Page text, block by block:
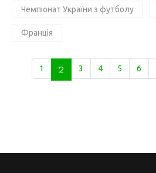
Чемпіонат України з футболу
Франція
1 2 3 4 5 6